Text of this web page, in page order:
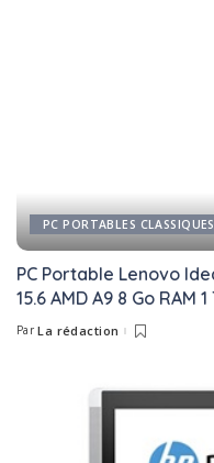
PC PORTABLES CLASSIQUES
PC Portable Lenovo
15.6 AMD A9 8 Go RAM
Posted
Par La rédaction